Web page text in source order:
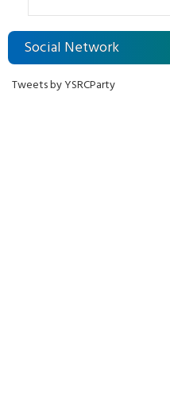
Social Network
Tweets by YSRCParty